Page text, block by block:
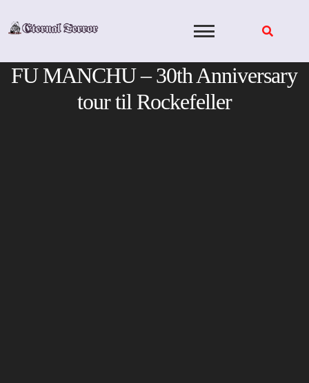
FU MANCHU – 30th Anniversary
tour til Rockefeller